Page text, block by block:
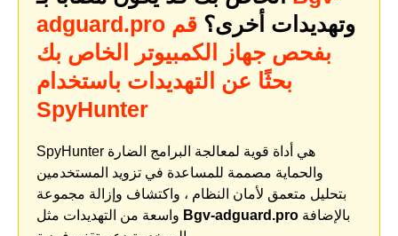
adguard.pro
وتهديدات أخرى؟ قم
بفحص جهاز الكمبيوتر الخاص بك
بحثًا عن التهديدات باستخدام
SpyHunter
SpyHunter هي أداة قوية لمعالجة البرامج الضارة
والحماية مصممة للمساعدة في تزويد المستخدمين
بتحليل متعمق لأمان النظام ، واكتشاف وإزالة مجموعة
Bgv-adguard.pro